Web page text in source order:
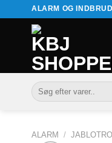
ALARM OG
Søg
efter:
ALARM /